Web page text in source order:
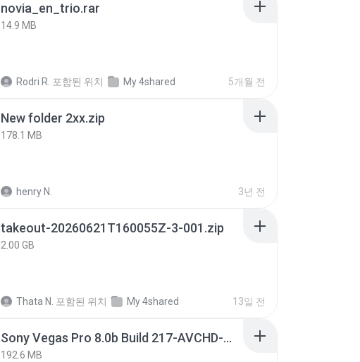
novia_en_trio.rar
14.9 MB
Rodri R. 포함된 위치 My 4shared 5개월 전
New folder 2xx.zip
178.1 MB
henry N. 3년 전
takeout-20260621T160055Z-3-001.zip
2.00 GB
Thata N. 포함된 위치 My 4shared 13일 전
Sony Vegas Pro 8.0b Build 217-AVCHD-MPG-AC3 FIXED.7z
192.6 MB